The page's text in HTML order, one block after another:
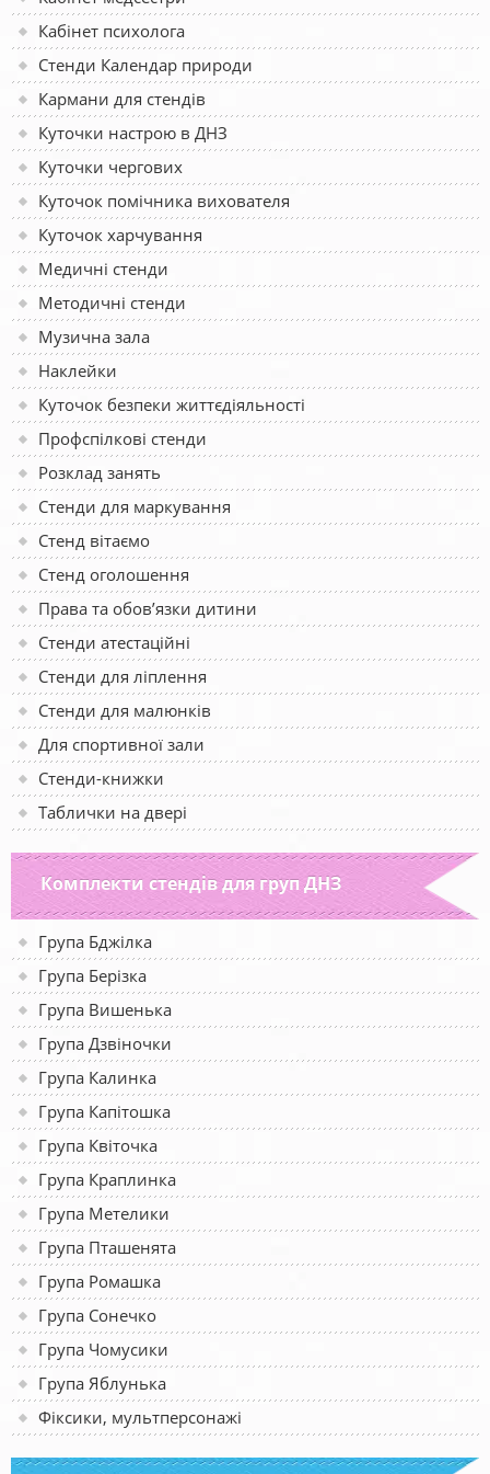
Кабінет психолога
Стенди Календар природи
Кармани для стендів
Куточки настрою в ДНЗ
Куточки чергових
Куточок помічника вихователя
Куточок харчування
Медичні стенди
Методичні стенди
Музична зала
Наклейки
Куточок безпеки життєдіяльності
Профспілкові стенди
Розклад занять
Стенди для маркування
Стенд вітаємо
Стенд оголошення
Права та обов’язки дитини
Стенди атестаційні
Стенди для ліплення
Стенди для малюнків
Для спортивної зали
Стенди-книжки
Таблички на двері
Комплекти стендів для груп ДНЗ
Група Бджілка
Група Берізка
Група Вишенька
Група Дзвіночки
Група Калинка
Група Капітошка
Група Квіточка
Група Краплинка
Група Метелики
Група Пташенята
Група Ромашка
Група Сонечко
Група Чомусики
Група Яблунька
Фіксики, мультперсонажі